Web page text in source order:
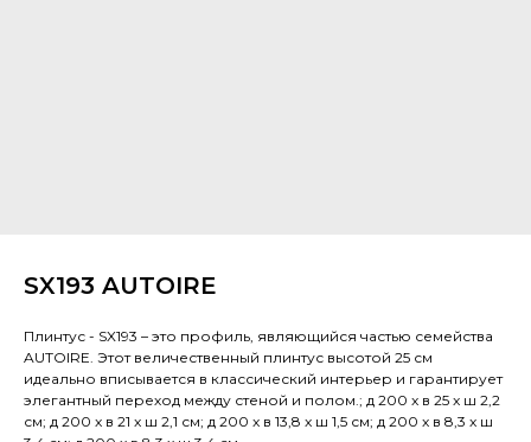
SX193 AUTOIRE
Плинтус - SX193 – это профиль, являющийся частью семейства
AUTOIRE. Этот величественный плинтус высотой 25 см
идеально вписывается в классический интерьер и гарантирует
элегантный переход между стеной и полом.; д 200 x в 25 x ш 2,2
см; д 200 x в 21 x ш 2,1 см; д 200 x в 13,8 x ш 1,5 см; д 200 x в 8,3 x ш